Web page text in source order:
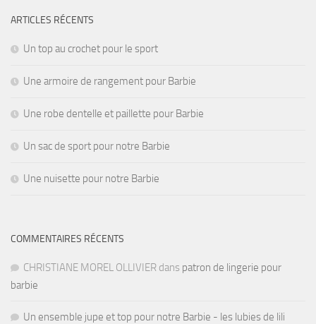
ARTICLES RÉCENTS
Un top au crochet pour le sport
Une armoire de rangement pour Barbie
Une robe dentelle et paillette pour Barbie
Un sac de sport pour notre Barbie
Une nuisette pour notre Barbie
COMMENTAIRES RÉCENTS
CHRISTIANE MOREL OLLIVIER dans patron de lingerie pour
barbie
Un ensemble jupe et top pour notre Barbie - les lubies de lili